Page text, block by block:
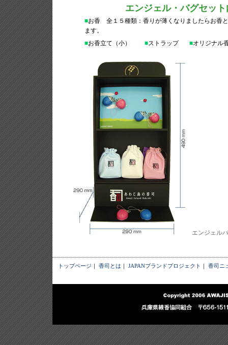
エンジェル・バグセット
■お香 全１５種類：香りが薄くなりましたらお香
ます。
■お香立て（小） ■ストラップ ■オリジナル
エンジェル
トップページ ｜ 香司とは ｜ JAPANブランドプロジェクト ｜ 香司ニ